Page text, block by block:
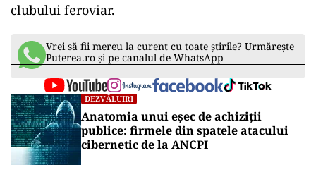
clubului feroviar.
Vrei să fii mereu la curent cu toate știrile? Urmărește
Puterea.ro și pe canalul de WhatsApp
DEZVĂLUIRI
Anatomia unui eșec de achiziții
publice: firmele din spatele atacului
cibernetic de la ANCPI